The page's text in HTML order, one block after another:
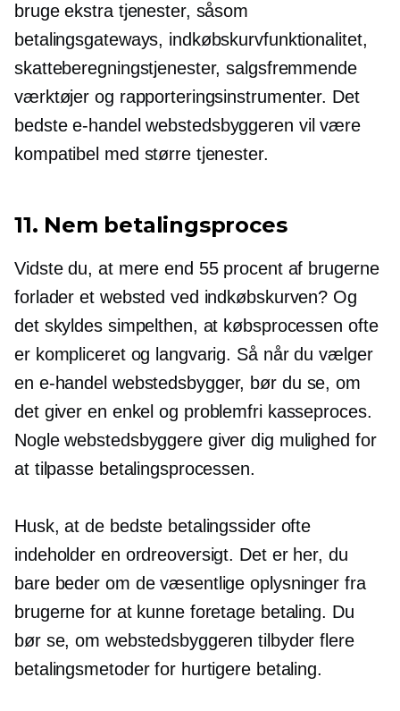
bruge ekstra tjenester, såsom
betalingsgateways, indkøbskurvfunktionalitet,
skatteberegningstjenester, salgsfremmende
værktøjer og rapporteringsinstrumenter. Det
bedstee-handel webstedsbyggeren vil være
kompatibel med større tjenester.
11. Nem betalingsproces
Vidste du, at mere end 55 procent af brugerne
forlader et websted ved indkøbskurven? Og
det skyldes simpelthen, at købsprocessen ofte
er kompliceret og langvarig. Så når du vælger
en e-handel webstedsbygger, bør du se, om
det giver en enkel og problemfrikasseproces.
Nogle webstedsbyggere giver dig mulighed for
at tilpasse betalingsprocessen.
Husk, at de bedste betalingssider ofte
indeholder en ordreoversigt. Det er her, du
bare beder om de væsentlige oplysninger fra
brugerne for at kunne foretage betaling. Du
bør se, om webstedsbyggeren tilbyder flere
betalingsmetoder for hurtigere betaling.